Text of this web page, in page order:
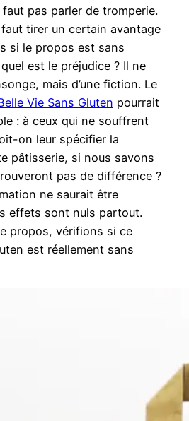
pas parler de tromperie.
tirer un certain avantage
si le propos est sans
est le préjudice ? Il ne
mais d’une fiction. Le
Vie Sans Gluten pourrait
: à ceux qui ne souffrent
on leur spécifier la
pâtisserie, si nous savons
trouveront pas de différence ?
ne saurait être
effets sont nuls partout.
propos, vérifions si ce
est réellement sans